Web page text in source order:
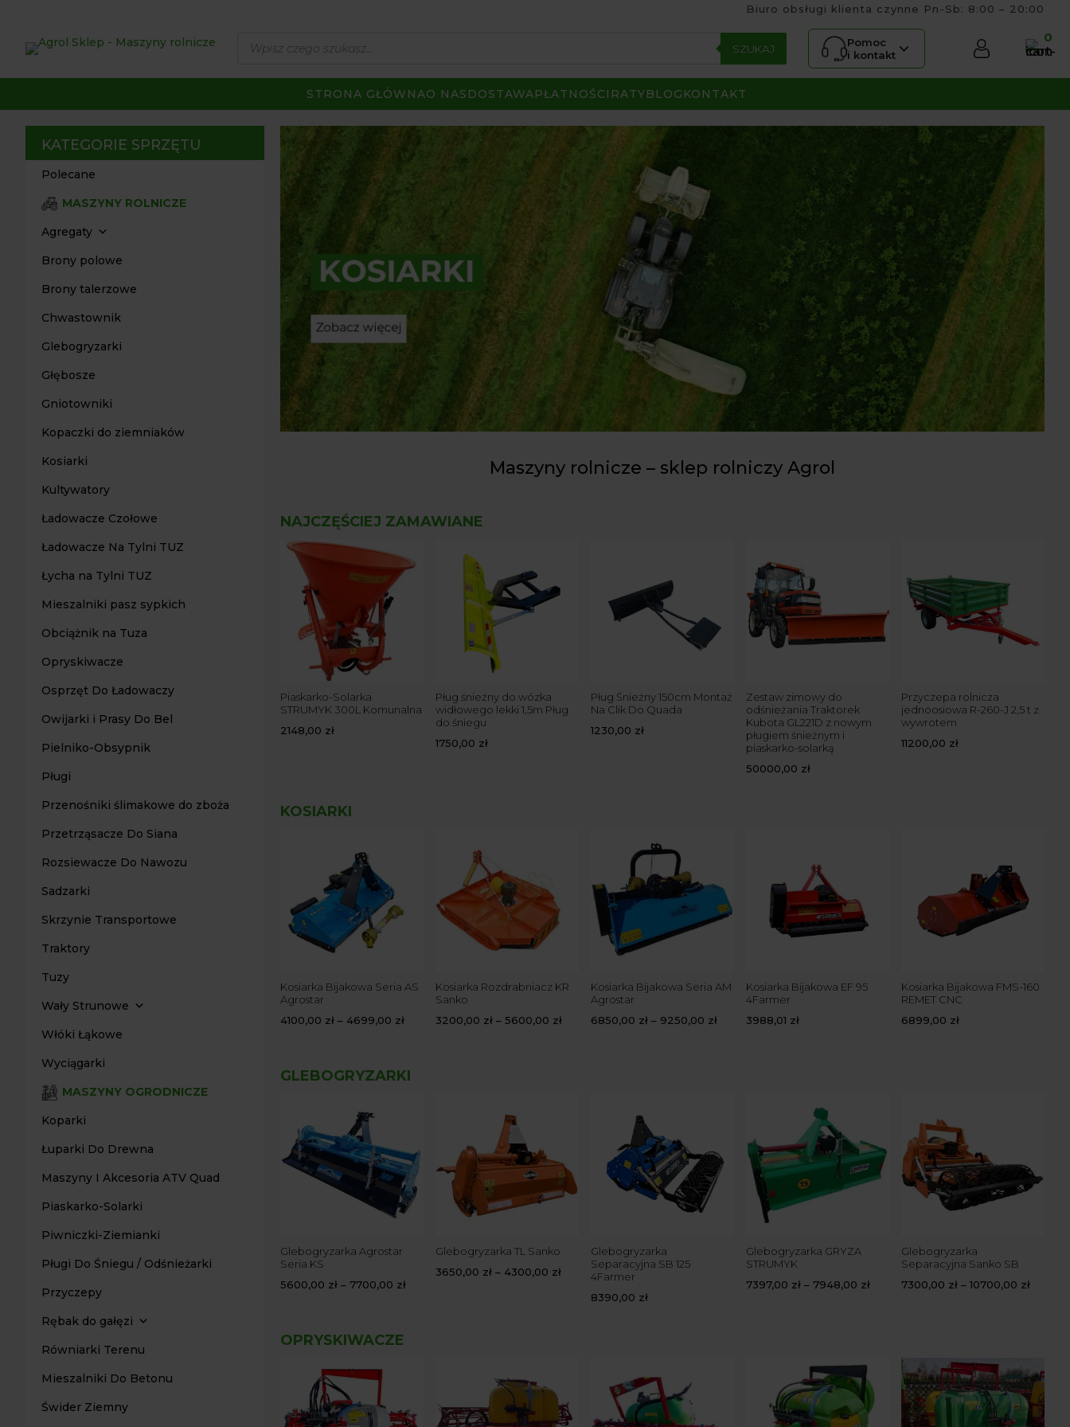
Biuro obsługi klienta czynne Pn-Sb: 8:00 – 20:00
produktów SZUKAJ
Pomoc
i kontakt
0
STRONA GŁÓWNAO NAS DOSTAWAPŁATNOŚCI RATYBLOG KONTAKT
KATEGORIE SPRZĘTU
Polecane
MASZYNY ROLNICZE
Agregaty
Brony polowe
Brony talerzowe
Chwastownik
Glebogryzarki
Głębosze
Gniotowniki
Kopaczki do ziemniaków
Kosiarki
Kultywatory
Ładowacze Czołowe
Ładowacze Na Tylni TUZ
Łycha na Tylni TUZ
Mieszalniki pasz sypkich
Obciążnik na Tuza
Opryskiwacze
Osprzęt Do Ładowaczy
Owijarki i Prasy Do Bel
Pielniko-Obsypnik
Pługi
Przenośniki ślimakowe do zboża
Przetrząsacze Do Siana
Rozsiewacze Do Nawozu
Sadzarki
Skrzynie Transportowe
Traktory
Tuzy
Wały Strunowe
Włóki Łąkowe
Wyciągarki
MASZYNY OGRODNICZE
Koparki
Łuparki Do Drewna
Maszyny I Akcesoria ATV Quad
Piaskarko-Solarki
Piwniczki-Ziemianki
Pługi Do Śniegu / Odśnieżarki
Przyczepy
Rębak do gałęzi
Równiarki Terenu
Mieszalniki Do Betonu
Świder Ziemny
Maszyny rolnicze – sklep rolniczy Agrol
NAJCZĘŚCIEJ ZAMAWIANE
LS XJ25 mec 4x4-
PROSTY 140
Łuparka Hydrauliczna
WOM
6200,00
Piaskarko-Solarka
STRUMYK 300L Komunalna
2148,00 zł
Pług śnieżny do wózka
widłowego lekki 1,5m Pług
do śniegu
1750,00 zł
Pług Śnieżny 150cm Montaż
Na Clik Do Quada
1230,00 zł
Zestaw zimowy do
odśnieżania Traktorek
Kubota GL221D z nowym
pługiem śnieżnym i
piaskarko-solarką
50000,00 zł
Przyczepa rolnicza
jednoosiowa R-260-J 2,5 t z
wywrotem
11200,00 zł
KOSIARKI
Bijakowa Sanko VF
7000,00zł
Kosiarka Bijakowa Seria AS
Agrostar
4100,00 zł – 4699,00 zł
Kosiarka Rozdrabniacz KR
Sanko
3200,00 zł – 5600,00 zł
Kosiarka Bijakowa Seria AM
Agrostar
6850,00 zł – 9250,00 zł
Kosiarka Bijakowa EF 95
4Farmer
3988,01 zł
Kosiarka Bijakowa FMS-160
REMET CNC
6899,00 zł
GLEBOGRYZARKI
Agrostar
Separacyjna SBZ 4Farmer
Glebogryzarka Agrostar
Seria KS
5600,00 zł – 7700,00 zł
Glebogryzarka TL Sanko
3650,00 zł – 4300,00 zł
Glebogryzarka
Separacyjna SB 125
4Farmer
8390,00 zł
Glebogryzarka GRYZA
STRUMYK
7397,00 zł – 7948,00 zł
Glebogryzarka
Separacyjna Sanko SB
7300,00 zł – 10700,00 zł
OPRYSKIWACZE